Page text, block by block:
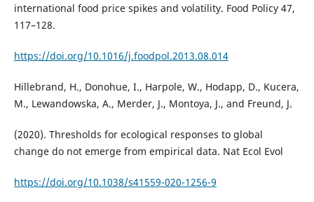
international food price spikes and volatility. Food Policy 47,
117–128.
https://doi.org/10.1016/j.foodpol.2013.08.014
Hillebrand, H., Donohue, I., Harpole, W., Hodapp, D., Kucera,
M., Lewandowska, A., Merder, J., Montoya, J., and Freund, J.
(2020). Thresholds for ecological responses to global
change do not emerge from empirical data. Nat Ecol Evol
https://doi.org/10.1038/s41559-020-1256-9